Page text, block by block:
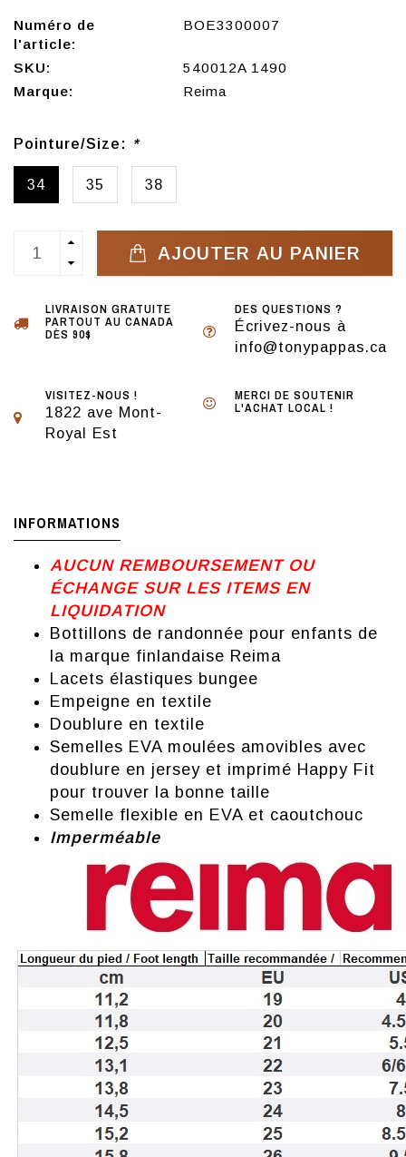
Numéro de
l'article:
BOE3300007
SKU:
540012A 1490
Marque:
Reima
Pointure/Size: *
34 35 38
AJOUTER AU PANIER
LIVRAISON GRATUITE
PARTOUT AU CANADA
DÈS 90$
DES QUESTIONS ?
Écrivez-nous à
info@tonypappas.ca
VISITEZ-NOUS !
1822 ave Mont-
Royal Est
MERCI DE SOUTENIR
L'ACHAT LOCAL !
INFORMATIONS
AUCUN REMBOURSEMENT OU
ÉCHANGE SUR LES ITEMS EN
LIQUIDATION
Bottillons de randonnée pour enfants de
la marque finlandaise Reima
Lacets élastiques bungee
Empeigne en textile
Doublure en textile
Semelles EVA moulées amovibles avec
doublure en jersey et imprimé Happy Fit
pour trouver la bonne taille
Semelle flexible en EVA et caoutchouc
Imperméable